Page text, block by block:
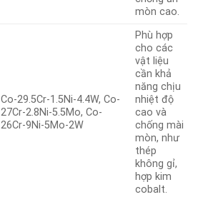
mòn cao.
Co-29.5Cr-1.5Ni-4.4W, Co-
27Cr-2.8Ni-5.5Mo, Co-
26Cr-9Ni-5Mo-2W
Phù hợp
cho các
vật liệu
cần khả
năng chịu
nhiệt độ
cao và
chống mài
mòn, như
thép
không gỉ,
hợp kim
cobalt.